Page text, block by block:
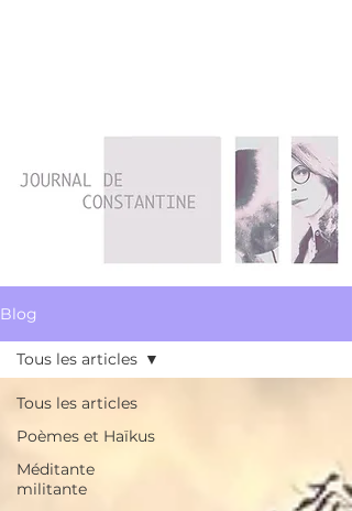
Blog
Tous les articles
Poèmes et Haïkus
Méditante
militante
Tous les articles